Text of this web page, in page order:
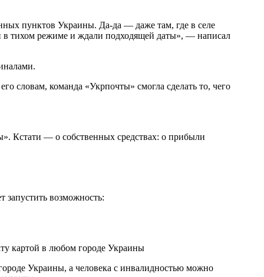
пунктов Украины. Да-да — даже там, где в селе
в тихом режиме и ждали подходящей даты», — написал
словам, команда «Укрпочты» смогла сделать то, чего
Кстати — о собственных средствах: о прибыли
возможность:
картой в любом городе Украины
Украины, а человека с инвалидностью можно